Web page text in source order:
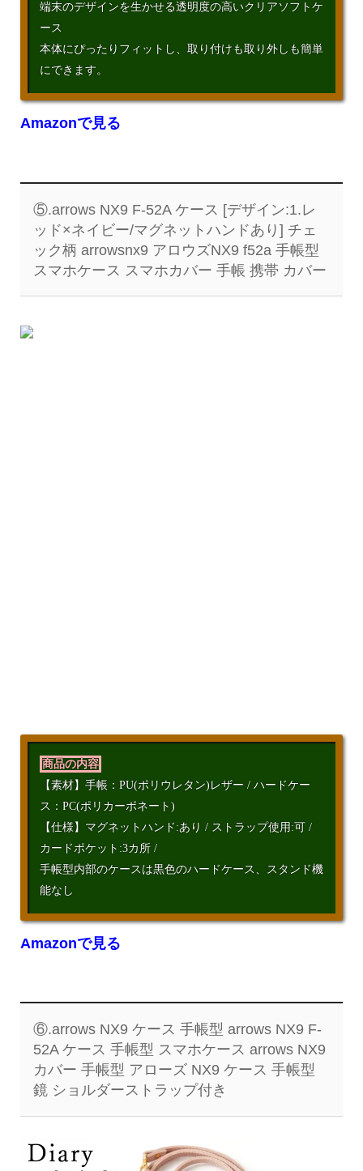
端末のデザインを生かせる透明度の高いクリアソフトケ
ース
本体にぴったりフィットし、取り付けも取り外しも簡単
にできます。
Amazonで見る
⑤.arrows NX9 F-52A ケース [デザイン:1.レ
ッド×ネイビー/マグネットハンドあり] チェ
ック柄 arrowsnx9 アロウズNX9 f52a 手帳型
スマホケース スマホカバー 手帳 携帯 カバー
商品の内容
【素材】手帳：PU(ポリウレタン)レザー / ハードケー
ス：PC(ポリカーボネート)
【仕様】マグネットハンド:あり / ストラップ使用:可 /
カードポケット:3カ所 /
手帳型内部のケースは黒色のハードケース、スタンド機
能なし
Amazonで見る
⑥.arrows NX9 ケース 手帳型 arrows NX9 F-
52A ケース 手帳型 スマホケース arrows NX9
カバー 手帳型 アローズ NX9 ケース 手帳型
鏡 ショルダーストラップ付き